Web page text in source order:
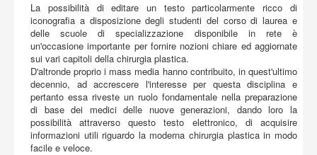
La possibilità di editare un testo particolarmente ricco di
iconografia a disposizione degli studenti del corso di laurea e
delle scuole di specializzazione disponibile in rete è
un'occasione importante per fornire nozioni chiare ed aggiornate
sui vari capitoli della chirurgia plastica.
D'altronde proprio i mass media hanno contribuito, in quest'ultimo
decennio, ad accrescere l'interesse per questa disciplina e
pertanto essa riveste un ruolo fondamentale nella preparazione
di base dei medici delle nuove generazioni, dando loro la
possibilità attraverso questo testo elettronico, di acquisire
informazioni utili riguardo la moderna chirurgia plastica in modo
facile e veloce.